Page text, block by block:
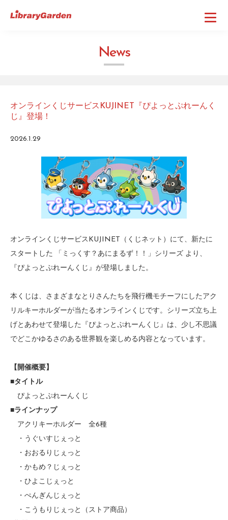
News
オンラインくじサービスKUJINET『ぴよっとぷれーんく
じ』登場！
2026.1.29
オンラインくじサービスKUJINET（くじネット）にて、新たに
スタートした 「ミっくす？あにまるず！！」シリーズ より、
『ぴよっとぷれーんくじ』が登場しました。
本くじは、さまざまなとりさんたちを飛行機モチーフにしたアク
リルキーホルダーが当たるオンラインくじです。シリーズ立ち上
げとあわせて登場した『ぴよっとぷれーんくじ』は、少し不思議
でどこかゆるさのある世界観を楽しめる内容となっています。
【開催概要】
■タイトル
ぴよっとぷれーんくじ
■ラインナップ
アクリキーホルダー 全6種
・うぐいすじぇっと
・おおるりじぇっと
・かもめ？じぇっと
・ひよこじぇっと
・ぺんぎんじぇっと
・こうもりじぇっと（ストア商品）